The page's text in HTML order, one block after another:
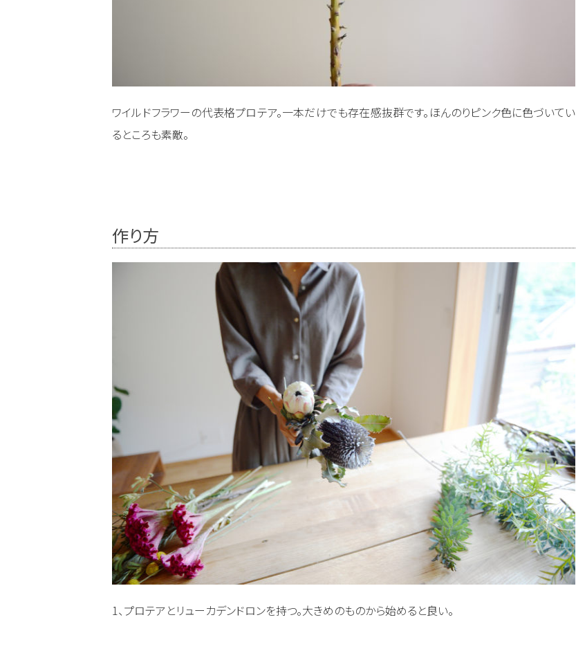
ワイルドフラワーの代表格プロテア。一本だけでも存在感抜群です。ほんのりピンク色に色づいてい
るところも素敵。
作り方
1、プロテアとリューカデンドロンを持つ。大きめのものから始めると良い。